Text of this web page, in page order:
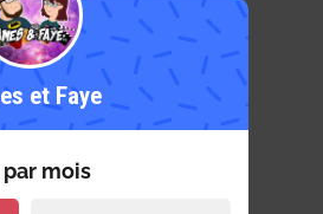
et Faye
mois